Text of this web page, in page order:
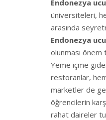
Endonezya
üniversiteleri,
arasında
Endonezya
olunması
Yeme içme
restoranlar,
marketler de
öğrencilerin
rahat daireler